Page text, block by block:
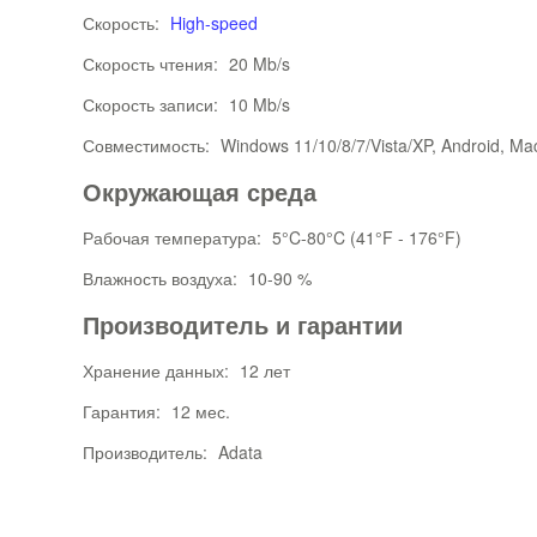
Скорость: High-speed
Скорость чтения: 20 Mb/s
Скорость записи: 10 Mb/s
Совместимость: Windows 11/10/8/7/Vista/XP, Android,
Окружающая среда
Рабочая температура: 5°C-80°C (41°F - 176°F)
Влажность воздуха: 10-90 %
Производитель и гарантии
Хранение данных: 12 лет
Гарантия: 12 мес.
Производитель: Adata